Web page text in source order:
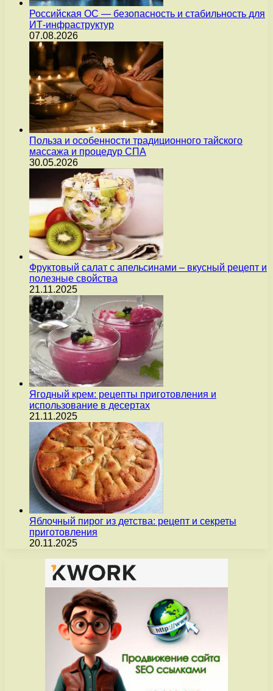
Российская ОС — безопасность и стабильность для
ИТ-инфраструктур
07.08.2026
Польза и особенности традиционного тайского
массажа и процедур СПА
30.05.2026
Фруктовый салат с апельсинами – вкусный рецепт и
полезные свойства
21.11.2025
Ягодный крем: рецепты приготовления и
использование в десертах
21.11.2025
Яблочный пирог из детства: рецепт и секреты
приготовления
20.11.2025